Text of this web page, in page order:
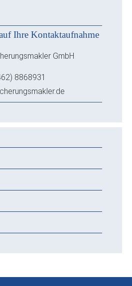
Ihre Kontaktaufnahme
GmbH
8868931